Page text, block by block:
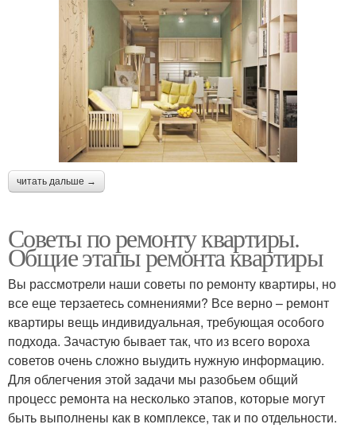
читать дальше →
Советы по ремонту квартиры.
Общие этапы ремонта квартиры
Вы рассмотрели наши советы по ремонту квартиры, но
все еще терзаетесь сомнениями? Все верно – ремонт
квартиры вещь индивидуальная, требующая особого
подхода. Зачастую бывает так, что из всего вороха
советов очень сложно выудить нужную информацию.
Для облегчения этой задачи мы разобьем общий
процесс ремонта на несколько этапов, которые могут
быть выполнены как в комплексе, так и по отдельности.